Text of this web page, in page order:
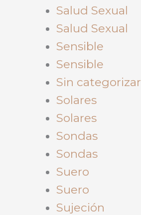
Salud Sexual
Salud Sexual
Sensible
Sensible
Sin categorizar
Solares
Solares
Sondas
Sondas
Suero
Suero
Sujeción